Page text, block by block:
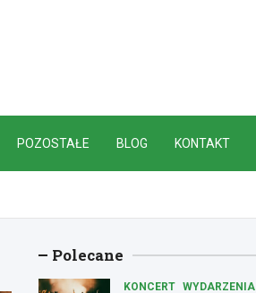
POZOSTAŁE BLOG KONTAKT
Polecane
KONCERT WYDARZENIA